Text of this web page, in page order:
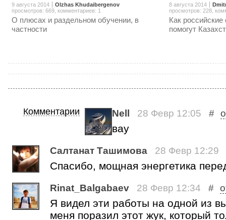
9 августа 2014
Olzhas Khudaibergenov
просмотров: 669 комментариев: 1
О плюсах и раздельном обучении, в
частности
8 августа 2014
просмотров: 228
Как российские
помогут
Комментарии Nell 28 Февр 12:05 #
вау
Салтанат Ташимова 28 Февр 12:29
Спасибо, мощная энергетика
Rinat_Balgabaev 28 Февр 12:34 #
Я видел эти работы на одной из
меня поразил этот жук, который